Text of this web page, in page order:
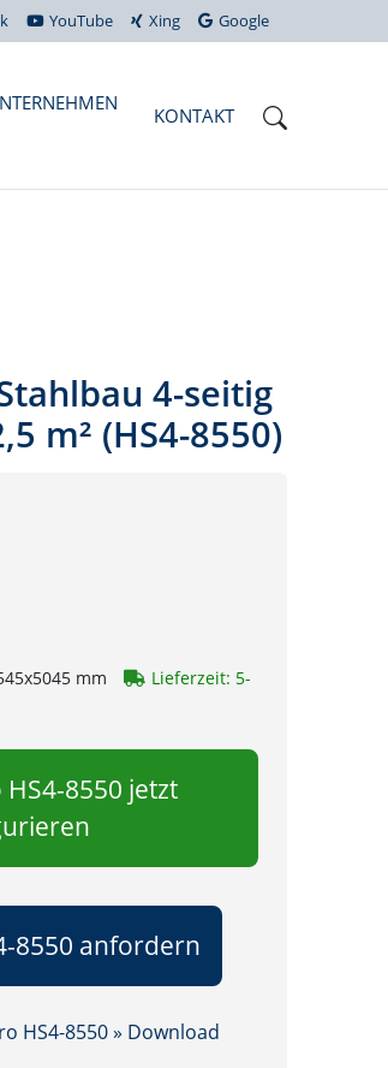
YouTube Xing Google
KONTAKT
4-seitig
m² (HS4-8550)
mm
Lieferzeit: 5-
8550 jetzt
8550 anfordern
HS4-8550 » Download